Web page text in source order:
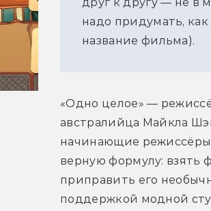
надо придумать,
название фильма).
«Одно целое» —
австралийца Майкла
начинающие
верную формулу: взять
приправить его
поддержкой модной